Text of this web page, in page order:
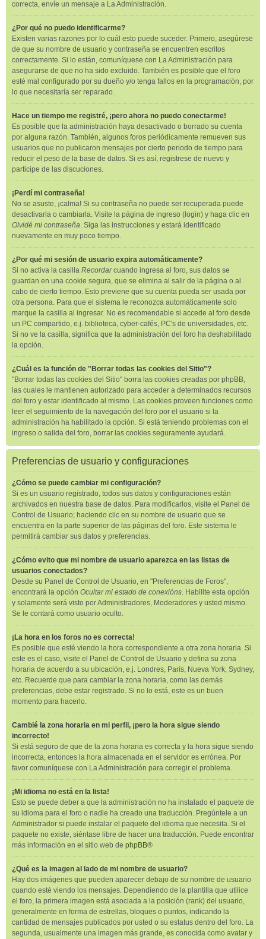
correcta, envíe un mensaje a La Administración.
¿Por qué no puedo identificarme?
Existen varias razones por lo cuál esto puede suceder. Primero, asegúrese
de que su nombre de usuario y contraseña se encuentren escritos
correctamente. Si lo están, comuníquese con La Administración para
asegurarse de que no ha sido excluido. También es posible que el foro
esté mal configurado por su dueño y/o tenga fallos en la programación, por
lo que necesitaría ser reparado.
Hace un tiempo me registré, ¡pero ahora no puedo conectarme!
Es posible que la administración haya desactivado o borrado su cuenta
por alguna razón. También, algunos foros periódicamente remueven sus
usuarios que no publicaron mensajes por cierto periodo de tiempo para
reducir el peso de la base de datos. Si es así, registrese de nuevo y
participe de las discuciones.
¡Perdí mi contraseña!
No se asuste, ¡calma! Si su contraseña no puede ser recuperada puede
desactivarla o cambiarla. Visite la página de ingreso (login) y haga clic en
Olvidé mi contraseña. Siga las instrucciones y estará identificado
nuevamente en muy poco tiempo.
¿Por qué mi sesión de usuario expira automáticamente?
Si no activa la casilla Recordarcuando ingresa al foro, sus datos se
guardan en una cookie segura, que se elimina al salir de la página o al
cabo de cierto tiempo. Esto previene que su cuenta pueda ser usada por
otra persona. Para que el sistema le reconozca automáticamente solo
marque la casilla al ingresar. No es recomendable si accede al foro desde
un PC compartido, e.j. biblioteca, cyber-cafés, PC's de universidades, etc.
Si no ve la casilla, significa que la administración del foro ha deshabilitado
la opción.
¿Cuál es la función de "Borrar todas las cookies del Sitio"?
"Borrar todas las cookies del Sitio" borra las cookies creadas por phpBB,
las cuales le mantienen autorizado para acceder a determinados recursos
del foro y estar identificado al mismo. Las cookies proveen funciones como
leer el seguimiento de la navegación del foro por el usuario si la
administración ha habilitado la opción. Si está teniendo problemas con el
ingreso o salida del foro, borrar las cookies seguramente ayudará.
Preferencias de usuario y configuraciones
¿Cómo se puede cambiar mi configuración?
Si es un usuario registrado, todos sus datos y configuraciones están
archivados en nuestra base de datos. Para modificarlos, visite el Panel de
Control de Usuario; haciendo clic en su nombre de usuario que se
encuentra en la parte superior de las páginas del foro. Este sistema le
permitirá cambiar sus datos y preferencias.
¿Cómo evito que mi nombre de usuario aparezca en las listas de
usuarios conectados?
Desde su Panel de Control de Usuario, en "Preferencias de Foros",
encontrará la opción Ocultar mi estado de conexións. Habilite esta opción
y solamente será visto por Administradores, Moderadores y usted mismo.
Se le contará como usuario oculto.
¡La hora en los foros no es correcta!
Es posible que esté viendo la hora correspondiente a otra zona horaria. Si
este es el caso, visite el Panel de Control de Usuario y defina su zona
horaria de acuerdo a su ubicación, e.j. Londres, París, Nueva York, Sydney,
etc. Recuerde que para cambiar la zona horaria, como las demás
preferencias, debe estar registrado. Si no lo está, este es un buen
momento para hacerlo.
Cambié la zona horaria en mi perfil, ¡pero la hora sigue siendo
incorrecto!
Si está seguro de que de la zona horaria es correcta y la hora sigue siendo
incorrecta, entonces la hora almacenada en el servidor es errónea. Por
favor comuníquese con La Administración para corregir el problema.
¡Mi idioma no está en la lista!
Esto se puede deber a que la administración no ha instalado el paquete de
su idioma para el foro o nadie ha creado una traducción. Pregúntele a un
Administrador si puede instalar el paquete del idioma que necesita. Si el
paquete no existe, siéntase libre de hacer una traducción. Puede encontrar
más información en el sitio web de phpBB®
¿Qué es la imagen al lado de mi nombre de usuario?
Hay dos imágenes que pueden aparecer debajo de su nombre de usuario
cuando esté viendo los mensajes. Dependiendo de la plantilla que utilice
el foro, la primera imagen está asociada a la posición (rank) del usuario,
generalmente en forma de estrellas, bloques o puntos, indicando la
cantidad de mensajes publicados por usted o su estatus dentro del foro. La
segunda, usualmente una imagen más grande, es conocida como avatar y